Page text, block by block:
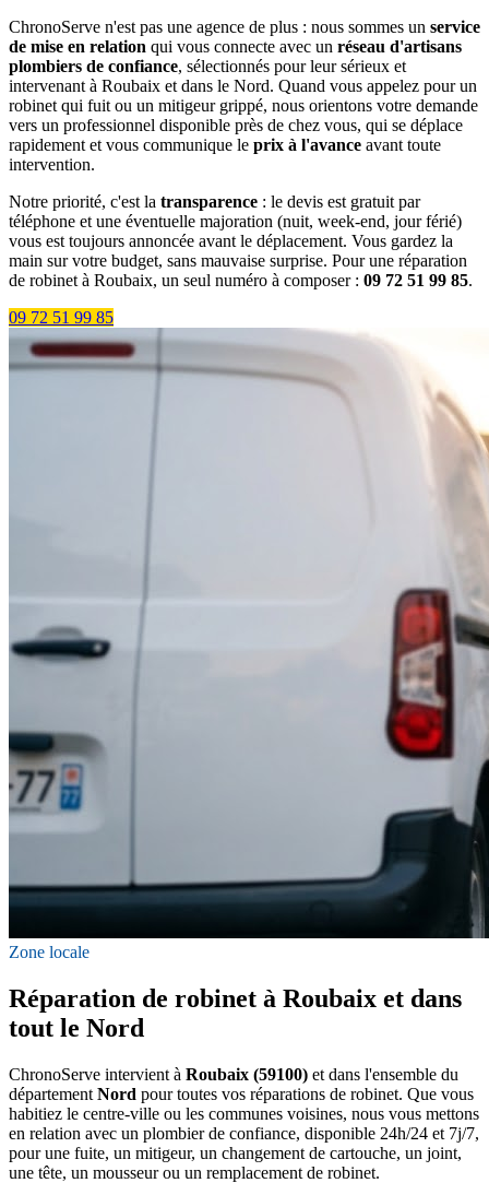
ChronoServe n'est pas une agence de plus : nous sommes un service
de mise en relation qui vous connecte avec un réseau d'artisans
plombiers de confiance, sélectionnés pour leur sérieux et
intervenant à Roubaix et dans le Nord. Quand vous appelez pour un
robinet qui fuit ou un mitigeur grippé, nous orientons votre demande
vers un professionnel disponible près de chez vous, qui se déplace
rapidement et vous communique le prix à l'avance avant toute
intervention.
Notre priorité, c'est la transparence : le devis est gratuit par
téléphone et une éventuelle majoration (nuit, week-end, jour férié)
vous est toujours annoncée avant le déplacement. Vous gardez la
main sur votre budget, sans mauvaise surprise. Pour une réparation
de robinet à Roubaix, un seul numéro à composer : 09 72 51 99 85.
09 72 51 99 85
Zone locale
Réparation de robinet à Roubaix et dans
tout le Nord
ChronoServe intervient à Roubaix (59100) et dans l'ensemble du
département Nord pour toutes vos réparations de robinet. Que vous
habitiez le centre-ville ou les communes voisines, nous vous mettons
en relation avec un plombier de confiance, disponible 24h/24 et 7j/7,
pour une fuite, un mitigeur, un changement de cartouche, un joint,
une tête, un mousseur ou un remplacement de robinet.